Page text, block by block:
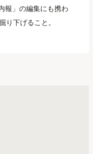
報」の編集にも携わ
り下げること。